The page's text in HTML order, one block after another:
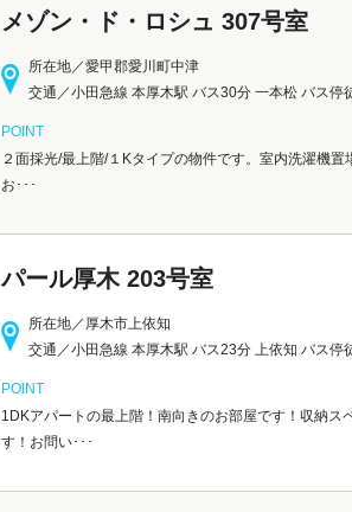
メゾン・ド・ロシュ 307号室
所在地／愛甲郡愛川町中津
交通／小田急線 本厚木駅 バス30分 一本松 バス停
POINT
２面採光/最上階/１Kタイプの物件です。室内洗濯機置
お･･･
パール厚木 203号室
所在地／厚木市上依知
交通／小田急線 本厚木駅 バス23分 上依知 バス停
POINT
1DKアパートの最上階！南向きのお部屋です！収納ス
す！お問い･･･